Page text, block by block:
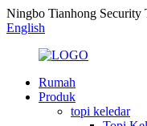
Ningbo Tianhong Security
English
Rumah
Produk
topi keledar